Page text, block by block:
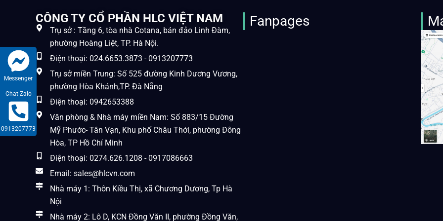
CÔNG TY CỔ PHẦN HLC VIỆT NAM
Trụ sở : Tầng 6, tòa nhà Cotana, bán đảo Linh Đàm,
phường Hoàng Liệt, TP. Hà Nội.
Điện thoại: 024.6653.3873 - 0913207773
Trụ sở miền Trung: Số 525 đường Kinh Dương Vương,
phường Hòa Khánh,TP. Đà Nẵng
Điện thoại: 0942653388
Văn phòng & Nhà máy miền Nam: Số 883/15 Đường
Mỹ Phước- Tân Vạn, Khu phố Châu Thới, phường Đông
Hòa, TP Hồ Chí Minh
Điện thoại: 0274.626.1208 - 0917086663
Email: sales@hlcvn.com
Nhà máy 1: Thôn Kiều Thị, xã Chương Dương, Tp Hà
Nội
Nhà máy 2: Lô D, KCN Đồng Văn II, phường Đồng Văn,
Fanpages
Messenger
Chat Zalo
0913207773